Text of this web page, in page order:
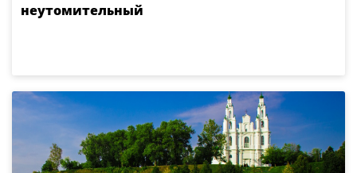
неутомительный